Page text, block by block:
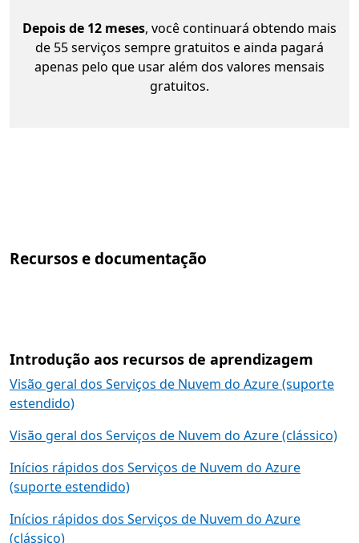
Depois de 12 meses, você continuará obtendo mais
de 55 serviços sempre gratuitos e ainda pagará
apenas pelo que usar além dos valores mensais
gratuitos.
Recursos e documentação
Introdução aos recursos de aprendizagem
Visão geral dos Serviços de Nuvem do Azure (suporte
estendido)
Visão geral dos Serviços de Nuvem do Azure (clássico)
Inícios rápidos dos Serviços de Nuvem do Azure
(suporte estendido)
Inícios rápidos dos Serviços de Nuvem do Azure
(clássico)